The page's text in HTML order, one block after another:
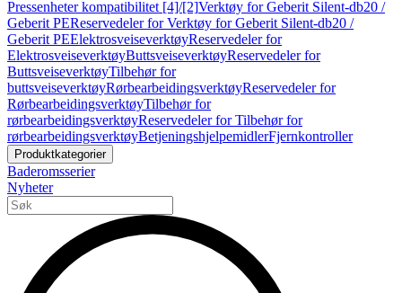
Pressenheter kompatibilitet [4]/[2]Verktøy for Geberit Silent-db20 /
Geberit PEReservedeler for Verktøy for Geberit Silent-db20 /
Geberit PEElektrosveiseverktøyReservedeler for
ElektrosveiseverktøyButtsveiseverktøyReservedeler for
ButtsveiseverktøyTilbehør for
buttsveiseverktøyRørbearbeidingsverktøyReservedeler for
RørbearbeidingsverktøyTilbehør for
rørbearbeidingsverktøyReservedeler for Tilbehør for
rørbearbeidingsverktøyBetjeningshjelpemidlerFjernkontroller
Produktkategorier
Baderomsserier
Nyheter